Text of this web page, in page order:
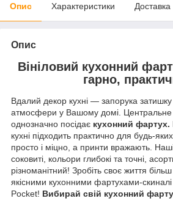
Опис Характеристики Доставка
Опис
Вініловий кухонний
гарно,
Вдалий декор кухні — запорука затишку
атмосфери у Вашому домі. Центральне
однозначно посідає кухонний фартух.
кухні підходить практично для будь-
просто і міцно, а принти вражають.
соковиті, кольори глибокі та точні,
різноманітний! Зробіть своє життя
якісними кухонними фартухами-скиналі
Pocket! Вибирай свій кухонний